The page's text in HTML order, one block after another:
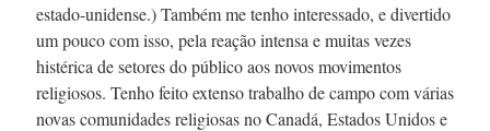
estado-unidense.) Também me tenho interessado, e divertido
um pouco com isso, pela reação intensa e muitas vezes
histérica de setores do público aos novos movimentos
religiosos. Tenho feito extenso trabalho de campo com várias
novas comunidades religiosas no Canadá, Estados Unidos e